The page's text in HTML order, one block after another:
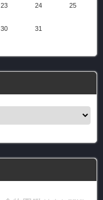
23 24 25
30 31